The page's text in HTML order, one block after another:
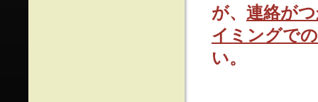
が、 連絡が
イミングで
い。